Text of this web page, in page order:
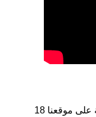
Alaa هو اسم للبنين أصل الأسم هو العربية على موقعنا 18